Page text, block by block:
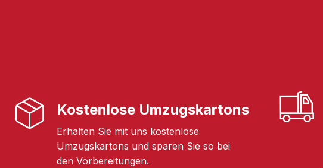
Kostenlose Umzugskartons
Erhalten Sie mit uns kostenlose
Umzugskartons und sparen Sie so bei
den Vorbereitungen.